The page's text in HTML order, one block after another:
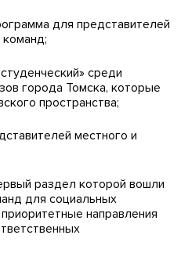
для представителей
команд;
среди
города Томска, которые
пространства;
местного и
раздел которой вошли
для социальных
направления